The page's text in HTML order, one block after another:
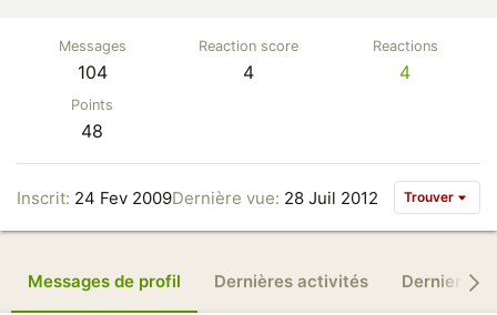
Messages
104
Reaction score
4
Reactions
4
Points
48
Inscrit 24 Fev 2009Dernière vue 28 Juil 2012 Trouver
Messages de profil Dernières activités Derniers